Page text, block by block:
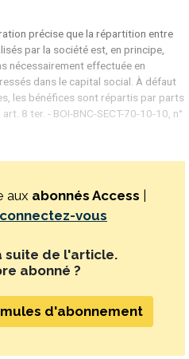
précise que la répartition entre
par la société est, en principe,
nécessairement effectuée en
dans le capital social. À défaut
les bénéfices sont répartis par parts
8 ter. - BOI-BNC-SECT-70-10-10, n°
aux abonnés Access |
connectez-vous
suite de l'article.
abonné ?
d'abonnement